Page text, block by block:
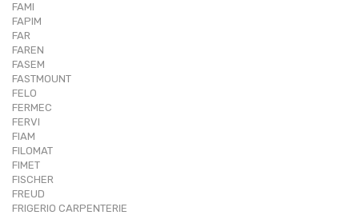
FAMI
FAPIM
FAR
FAREN
FASEM
FASTMOUNT
FELO
FERMEC
FERVI
FIAM
FILOMAT
FIMET
FISCHER
FREUD
FRIGERIO CARPENTERIE